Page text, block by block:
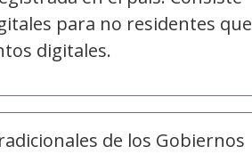
para no residentes que
digitales.
de los Gobiernos